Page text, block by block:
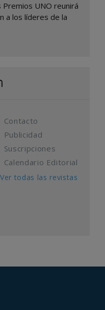
UNO reunirá
a los líderes de la
Contacto
Publicidad
Suscripciones
Calendario Editorial
Ver todas las revistas